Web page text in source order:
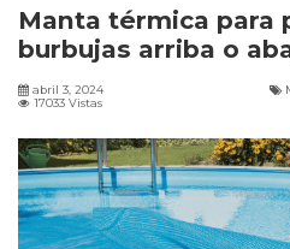
Manta térmica para
burbujas arriba o
abril 3, 2024
17033 Vistas